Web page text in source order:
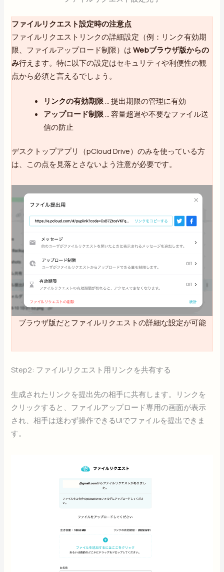
ファイルリクエスト設定時の注意点
ファイルリクエストリンクの詳細設定（例：リンク有効期
限、ファイルアップロード制限）はWebブラウザ版からの
み行えます。特に以下の設定はセキュリティや利便性の観
点から必須と言えるでしょう。
リンクの有効期限 … 提出期限の管理に有効
アップロード制限 … 容量超過や不要なファイル送
信の防止
デスクトップアプリ（pCloud Drive）のみを使っている方
は、この点を見落とさないよう注意が必要です。
ブラウザ版だとファイルリクエストの詳細な設定が可能
Step2: ファイルリクエスト用リンクを共有する
生成されたリンクを提出先の相手に共有します。リンクを
クリックすると、ファイルアップロード専用の画面が表示
され、相手は迷わず操作できるUIでファイルを提出できま
す。